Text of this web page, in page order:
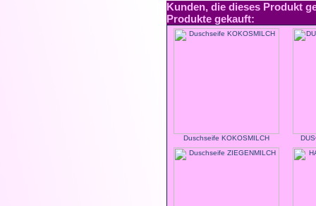
Kunden, die dieses Produkt
Produkte gekauft:
Duschseife KOKOSMILCH